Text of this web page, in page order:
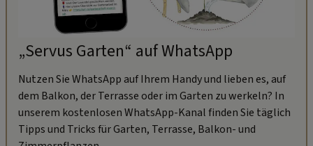
„Servus Garten“ auf WhatsApp
Nutzen Sie WhatsApp auf Ihrem Handy und lieben es, auf
dem Balkon, der Terrasse oder im Garten zu werkeln? In
unserem kostenlosen WhatsApp-Kanal finden Sie täglich
Tipps und Tricks für Garten, Terrasse, Balkon- und